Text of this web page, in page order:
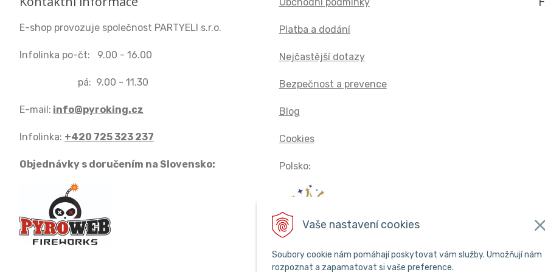
Vaše nastavení cookies
Soubory cookie nám pomáhají poskytovat vám služby. Umožňují nám
rozpoznat a zapamatovat si vaše preference.
E-shop provozuje společnost PARTYELI s.r.o.
Infolinka po-čt: 9.00 - 16.00
pá: 9.00 - 11.30
E-mail: info@pyroking.cz
Infolinka: +420 725 323 237
Objednávky s doručením na Slovensko:
Platba a dodání
Nejčastější dotazy
Bezpečnost a prevence
Blog
Cookies
Polsko: